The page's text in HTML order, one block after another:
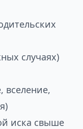
случаях)
иска свыше